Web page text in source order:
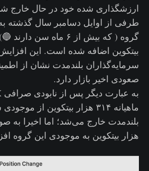
ارزشگذاری شده خود در حال خارج
طرفی از اوایل دسامبر سال گذشته
بیتکوین اضافه شده است. این
سرمایه‌گذاران بلندمدت نشان از
صعودی اخیر بازار دارد.
ماهیانه ۳۱۴ هزار بیتکوین از
هزار بیتکوین به موجودی این گروه